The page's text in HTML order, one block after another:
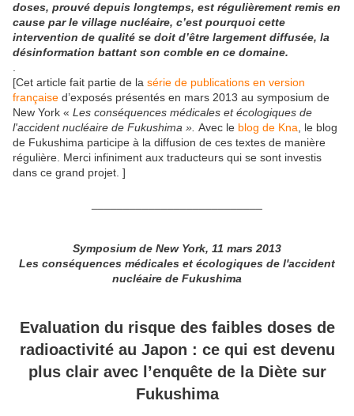
doses, prouvé depuis longtemps, est régulièrement remis en
cause par le village nucléaire, c’est pourquoi cette
intervention de qualité se doit d’être largement diffusée, la
désinformation battant son comble en ce domaine.
[Cet article fait partie de la série de publications en version
française d’exposés présentés en mars 2013 au symposium de
New York « Les conséquences médicales et écologiques de
l'accident nucléaire de Fukushima ». Avec le blog de Kna , le blog
de Fukushima participe à la diffusion de ces textes de manière
régulière. Merci infiniment aux traducteurs qui se sont investis
dans ce grand projet. ]
Symposium de New York, 11 mars 2013
Les conséquences médicales et écologiques de l'accident
nucléaire de Fukushima
Evaluation du risque des faibles doses de
radioactivité au Japon : ce qui est devenu
plus clair avec l’enquête de la Diète sur
Fukushima